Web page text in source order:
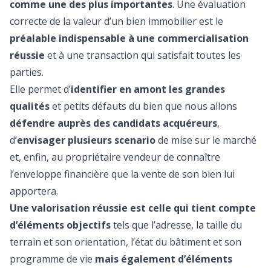
comme une des plus importantes. Une évaluation
correcte de la valeur d’un bien immobilier est le
préalable indispensable à une commercialisation
réussie et à une transaction qui satisfait toutes les
parties.
Elle permet d’identifier en amont les grandes
qualitéset petits défauts du bien que nous allons
défendre auprès des candidats acquéreurs,
d’envisager plusieurs scenariode mise sur le marché
et, enfin, au propriétaire vendeur de connaître
l’enveloppe financière que la vente de son bien lui
apportera.
Une valorisation réussie est celle qui tient compte
d’éléments objectifstels que l’adresse, la taille du
terrain et son orientation, l’état du bâtiment et son
programme de vie mais également d’éléments